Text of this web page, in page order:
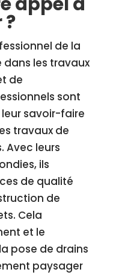
de la
les travaux
de
sont
savoir-faire
travaux de
Avec leurs
ils
de qualité
de
Cela
et le
pose de drains
paysager